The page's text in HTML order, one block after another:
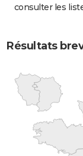
consulter les
Résultats